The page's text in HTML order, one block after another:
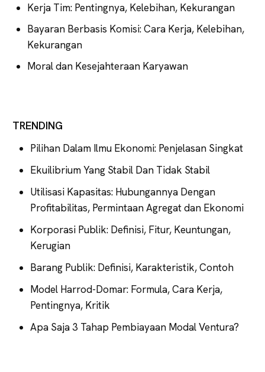
Kerja Tim: Pentingnya, Kelebihan, Kekurangan
Bayaran Berbasis Komisi: Cara Kerja, Kelebihan,
Kekurangan
Moral dan Kesejahteraan Karyawan
TRENDING
Pilihan Dalam Ilmu Ekonomi: Penjelasan Singkat
Ekuilibrium Yang Stabil Dan Tidak Stabil
Utilisasi Kapasitas: Hubungannya Dengan
Profitabilitas, Permintaan Agregat dan Ekonomi
Korporasi Publik: Definisi, Fitur, Keuntungan,
Kerugian
Barang Publik: Definisi, Karakteristik, Contoh
Model Harrod-Domar: Formula, Cara Kerja,
Pentingnya, Kritik
Apa Saja 3 Tahap Pembiayaan Modal Ventura?